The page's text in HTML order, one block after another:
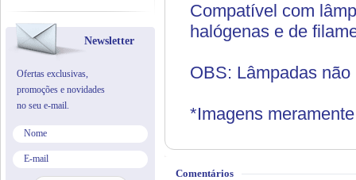
Compatível com
halógenas e de
OBS: Lâmpadas não
*Imagens
Comentários
Newsletter
Ofertas exclusivas,
promoções e novidades
no seu e-mail.